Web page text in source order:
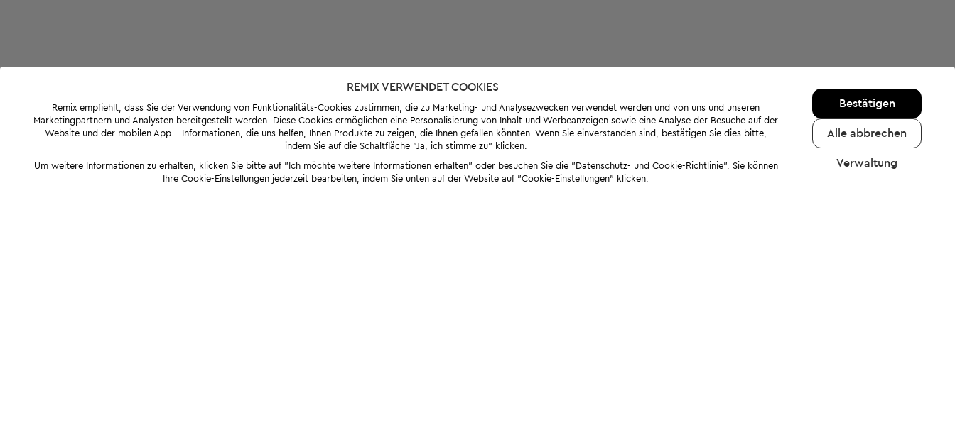
REMIX VERWENDET COOKIES
Remix empfiehlt, dass Sie der Verwendung von Funktionalitäts-Cookies zustimmen, die zu Marketing- und Analysezwecken verwendet werden und von uns und unseren
Marketingpartnern und Analysten bereitgestellt werden. Diese Cookies ermöglichen eine Personalisierung von Inhalt und Werbeanzeigen sowie eine Analyse der Besuche auf der
Website und der mobilen App - Informationen, die uns helfen, Ihnen Produkte zu zeigen, die Ihnen gefallen könnten. Wenn Sie einverstanden sind, bestätigen Sie dies bitte,
indem Sie auf die Schaltfläche "Ja, ich stimme zu" klicken.
Um weitere Informationen zu erhalten, klicken Sie bitte auf "Ich möchte weitere Informationen erhalten" oder besuchen Sie die "Datenschutz- und Cookie-Richtlinie". Sie können
Ihre Cookie-Einstellungen jederzeit bearbeiten, indem Sie unten auf der Website auf "Cookie-Einstellungen" klicken.
Bestätigen
Alle abbrechen
Verwaltung